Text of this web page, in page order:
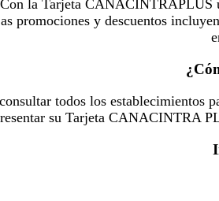
la Tarjeta CANACINTRAPLUS
promociones y descuentos
todos los
su Tarjeta CANACINTRA